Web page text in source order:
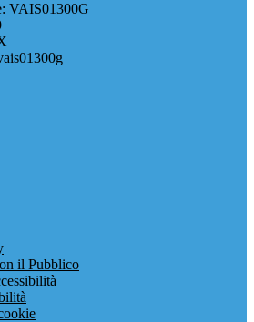
VAIS01300G
il Pubblico